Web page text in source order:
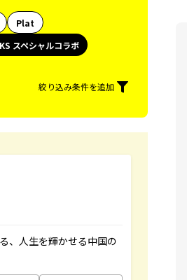
Plat
スペシャルコラボ
絞り込み条件を追加
、人生を輝かせる中国の